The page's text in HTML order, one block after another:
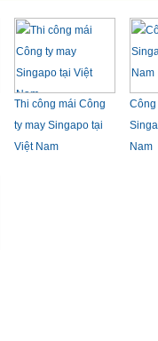
Thi công mái Công
ty may Singapo tại
Việt Nam
Công
Nam